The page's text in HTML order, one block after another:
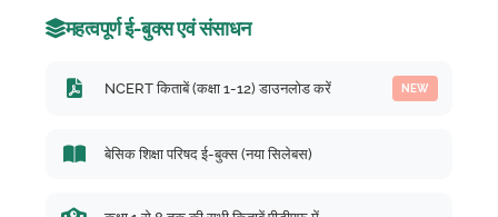
महत्वपूर्ण ई-बुक्स एवं संसाधन
NCERT किताबें (कक्षा 1-12) डाउनलोड करें NEW
बेसिक शिक्षा परिषद ई-बुक्स (नया सिलेबस)